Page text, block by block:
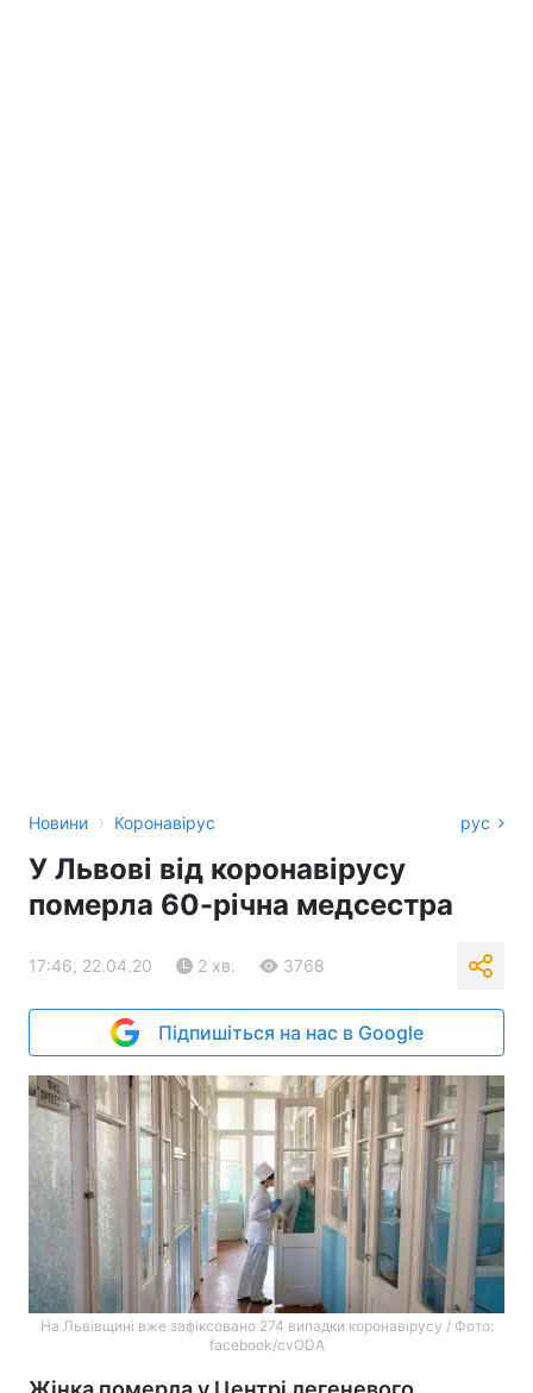
Новини › Коронавірус рус
У Львові від коронавірусу
померла 60-річна медсестра
17:46, 22.04.20 2 хв. 3768
Підпишіться на нас в Google
На Львівщині вже зафіксовано 274 випадки коронавірусу / Фото:
facebook/cvODA